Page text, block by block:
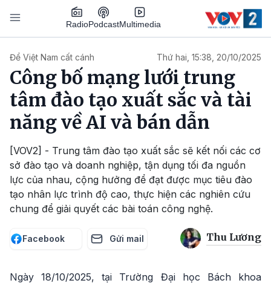
Nhảy đến nội dung
RadioPodcastMultimedia
Để Việt Nam cất cánh Thứ hai, 15:38, 20/10/2025
Công bố mạng lưới trung
tâm đào tạo xuất sắc và tài
năng về AI và bán dẫn
[VOV2] - Trung tâm đào tạo xuất sắc sẽ kết nối các cơ
sở đào tạo và doanh nghiệp, tận dụng tối đa nguồn
lực của nhau, cộng hưởng để đạt được mục tiêu đào
tạo nhân lực trình độ cao, thực hiện các nghiên cứu
chung để giải quyết các bài toán công nghệ.
Facebook Gửi mail Thu Lương
Ngày 18/10/2025, tại Trường Đại học Bách khoa